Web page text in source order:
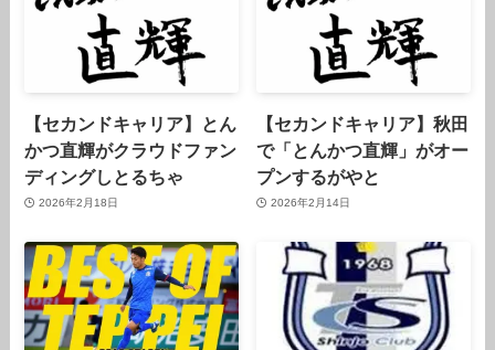
【セカンドキャリア】とん
かつ直輝がクラウドファン
ディングしとるちゃ
2026年2月18日
【セカンドキャリア】秋田
で「とんかつ直輝」がオー
プンするがやと
2026年2月14日